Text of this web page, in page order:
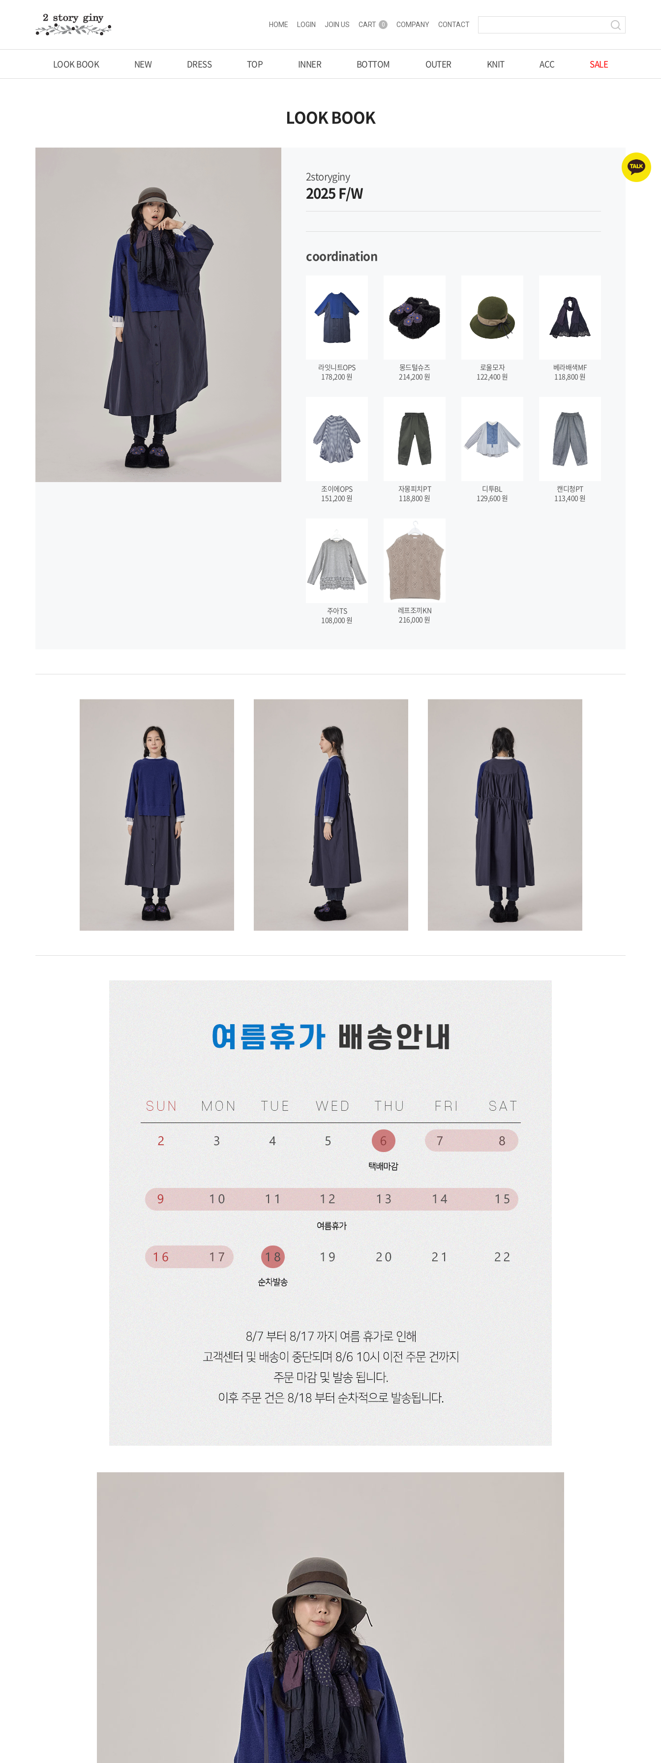
HOME LOGIN JOIN US CART 0 COMPANY CONTACT
LOOK BOOK NEW DRESS TOP INNER BOTTOM OUTER KNIT ACC SALE
LOOK BOOK
2storyginy
2025 F/W
coordination
라잇니트OPS
178,200 원
몽드털슈즈
214,200 원
로울모자
122,400 원
베라배색MF
118,800 원
조이에OPS
151,200 원
자몽피치PT
118,800 원
디투BL
129,600 원
캔디청PT
113,400 원
주아TS
108,000 원
레프조끼KN
216,000 원